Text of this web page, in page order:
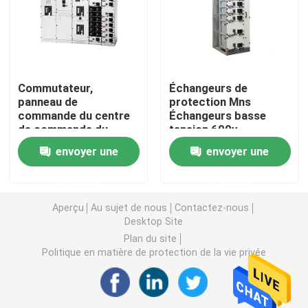
Mécanisme de basse tension
Sous-station compacte de transformateur
Boîte de distribution de courant électrique
Armoire de commande électrique
Busduct électrique
Chemin de câbles électrique
boîte d'armoire électrique
Commutateur,
panneau de
commande du centre
de commande du
moteur, commutateur
de distribution de
puissance
envoyer une
Échangeurs de
protection Mns
Échangeurs basse
tension 600v
Échangeurs
envoyer une
Aperçu Au sujet de nous
Contactez-nous
Desktop Site
Plan du site
Politique en matière de protection de la vie privée